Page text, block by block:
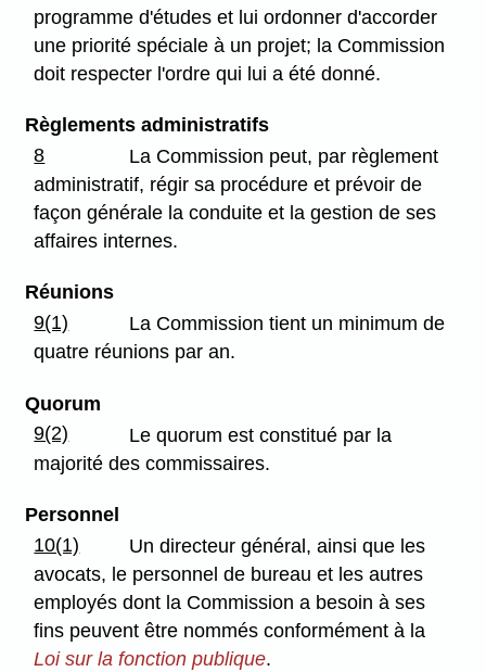
programme d'études et lui ordonner d'accorder
une priorité spéciale à un projet; la Commission
doit respecter l'ordre qui lui a été donné.
Règlements administratifs
8
La Commission peut, par règlement
administratif, régir sa procédure et prévoir de
façon générale la conduite et la gestion de ses
affaires internes.
Réunions
9(1)
La Commission tient un minimum de
quatre réunions par an.
Quorum
9(2)
Le quorum est constitué par la
majorité des commissaires.
Personnel
10(1)
Un directeur général, ainsi que les
avocats, le personnel de bureau et les autres
employés dont la Commission a besoin à ses
fins peuvent être nommés conformément à la
Loi sur la fonction publique.